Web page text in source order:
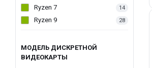
Ryzen 7 14
Ryzen 9 28
МОДЕЛЬ ДИСКРЕТНОЙ
ВИДЕОКАРТЫ